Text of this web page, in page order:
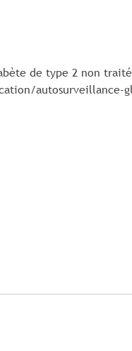
de type 2 non
autosurveillance-